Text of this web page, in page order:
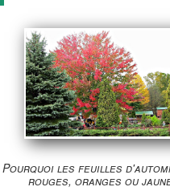
Pourquoi les feuilles
rouges, oranges ou